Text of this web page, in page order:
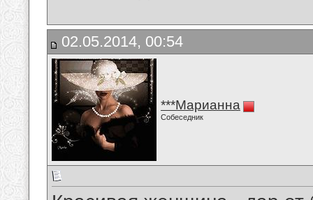
02.05.2014, 00:54
***Марианна
Собеседник